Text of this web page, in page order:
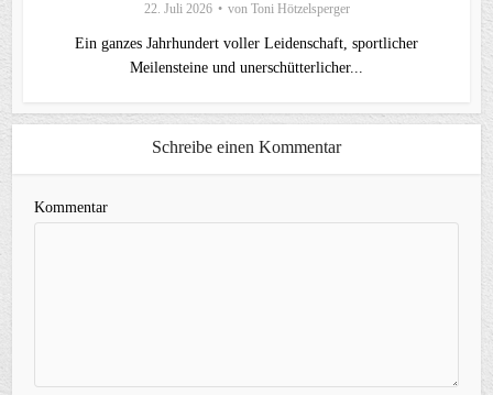
22. Juli 2026 von Toni Hötzelsperger
Ein ganzes Jahrhundert voller Leidenschaft, sportlicher
Meilensteine und unerschütterlicher...
Schreibe einen Kommentar
Kommentar